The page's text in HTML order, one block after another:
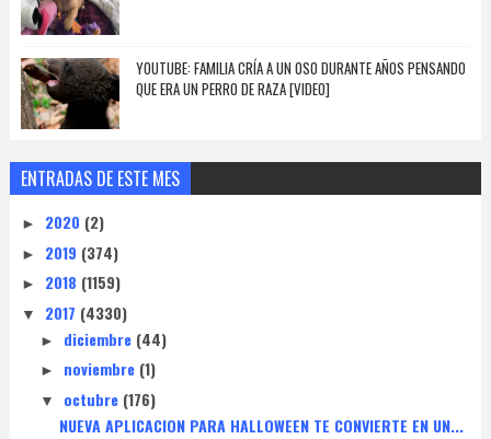
YOUTUBE: FAMILIA CRÍA A UN OSO DURANTE AÑOS PENSANDO
QUE ERA UN PERRO DE RAZA [VIDEO]
ENTRADAS DE ESTE MES
► 2020 (2)
► 2019 (374)
► 2018 (1159)
▼ 2017 (4330)
► diciembre (44)
► noviembre (1)
▼ octubre (176)
NUEVA APLICACION PARA HALLOWEEN TE CONVIERTE EN UN...